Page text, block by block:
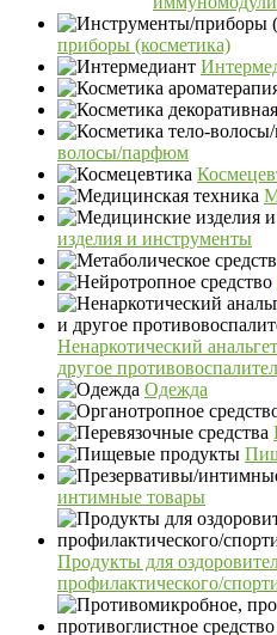
приборы (косметика)
волосы/парфюм
изделия и инструменты
Ненаркотический
другое
Одежда
интимные товары
Продукты для
профилактического/